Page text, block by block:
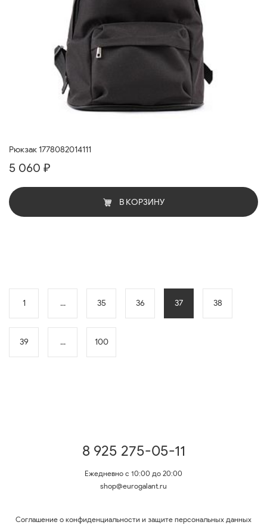
Рюкзак 1778082014111
5 060 ₽
В КОРЗИНУ
1 ... 35 36 37 38
39 ... 100
8 925 275-05-11
Ежедневно с 10:00 до 20:00
shop@eurogalant.ru
Соглашение о конфиденциальности и защите персональных данных